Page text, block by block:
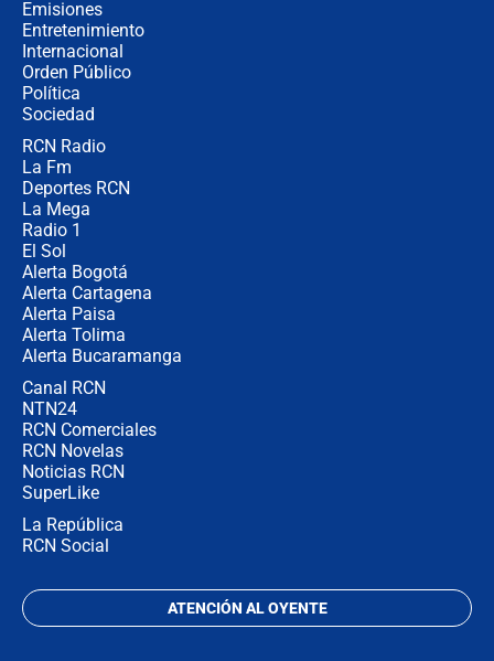
Emisiones
Entretenimiento
Internacional
Orden Público
Política
Sociedad
RCN Radio
La Fm
Deportes RCN
La Mega
Radio 1
El Sol
Alerta Bogotá
Alerta Cartagena
Alerta Paisa
Alerta Tolima
Alerta Bucaramanga
Canal RCN
NTN24
RCN Comerciales
RCN Novelas
Noticias RCN
SuperLike
La República
RCN Social
ATENCIÓN AL OYENTE